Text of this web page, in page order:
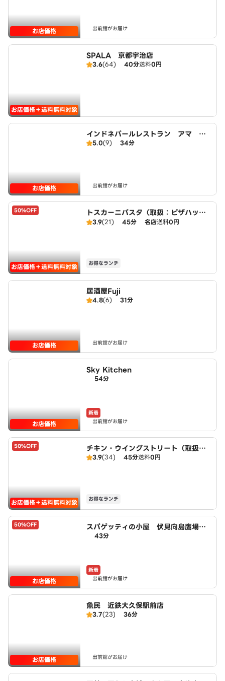
お店価格 出前館がお届け
お店価格＋送料無料対象
SPALA 京都宇治店
3.6(64) 40分送料0円
お店価格
インドネパールレストラン アマ Aa
ma5.0(9) 34分
出前館がお届け
50%OFF
お店価格＋送料無料対象
トスカーニパスタ（取扱：ピザハット
宇治小倉店）
3.9(21) 45分 名店送料0円
お得なランチ
お店価格
居酒屋Fuji
4.8(6) 31分
出前館がお届け
お店価格
Sky Kitchen
54分
新着
出前館がお届け
50%OFF
お店価格＋送料無料対象
チキン・ウイングストリート（取扱：
ピザハット宇治小倉店）
3.9(34) 45分送料0円
お得なランチ
50%OFF
お店価格
スパゲッティの小屋 伏見向島鷹場町
店 powered by LAWSON
43分
新着
出前館がお届け
お店価格
魚民 近鉄大久保駅前店
3.7(23) 36分
出前館がお届け